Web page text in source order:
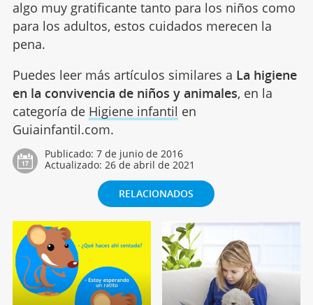
algo muy gratificante tanto para los niños como
para los adultos, estos cuidados merecen la
pena.
Puedes leer más artículos similares a La higiene
en la convivencia de niños y animales, en la
categoría de Higiene infantil en
Guiainfantil.com.
Publicado: 7 de junio de 2016
Actualizado: 26 de abril de 2021
RELACIONADOS